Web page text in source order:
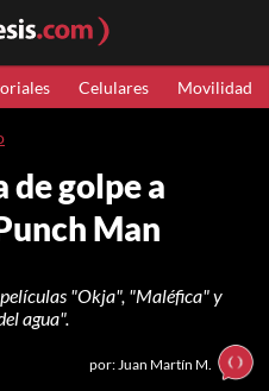
Celulares Movilidad
de golpe a
Man
"Okja", "Maléfica" y
agua".
por: Juan Martín M.